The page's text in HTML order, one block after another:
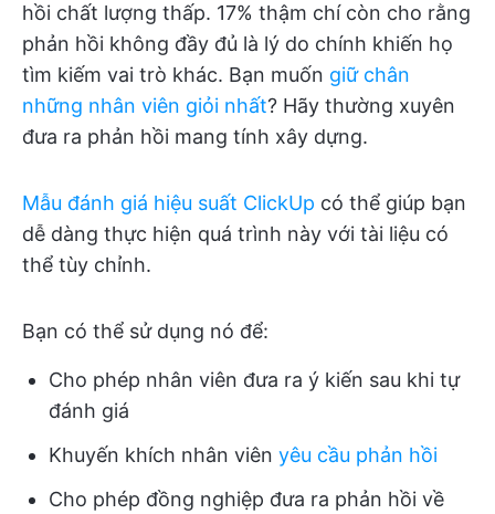
hồi chất lượng thấp. 17% thậm chí còn cho rằng
phản hồi không đầy đủ là lý do chính khiến họ
tìm kiếm vai trò khác. Bạn muốn giữ chân
những nhân viên giỏi nhất? Hãy thường xuyên
đưa ra phản hồi mang tính xây dựng.
Mẫu đánh giá hiệu suất ClickUp có thể giúp bạn
dễ dàng thực hiện quá trình này với tài liệu có
thể tùy chỉnh.
Bạn có thể sử dụng nó để:
Cho phép nhân viên đưa ra ý kiến sau khi tự
đánh giá
Khuyến khích nhân viên yêu cầu phản hồi
Cho phép đồng nghiệp đưa ra phản hồi về